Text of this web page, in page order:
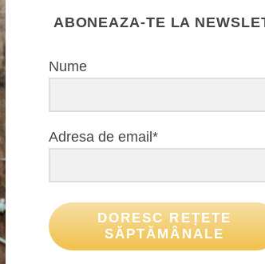
ABONEAZA-TE LA
Nume
Adresa de email*
DORESC REȚETE
SĂPTĂMÂNALE